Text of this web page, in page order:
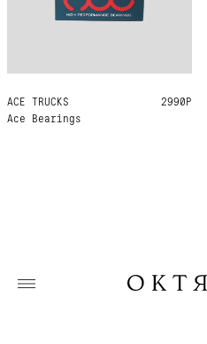
ACE TRUCKS
Ace Bearings
ONE SIZE 2990Р